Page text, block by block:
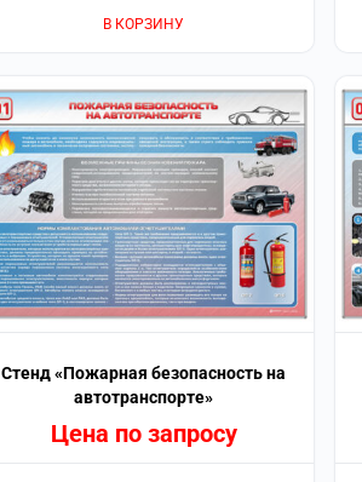
В КОРЗИНУ
Стенд «Пожарная безопасность на
автотранспорте»
Цена по запросу